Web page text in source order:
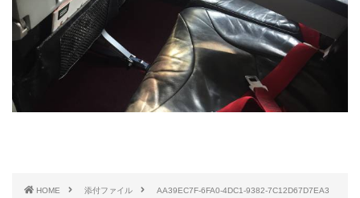
HOME 添付ファイル AA39EC7F-6FA0-4DC1-9382-7C12D67D7EA3